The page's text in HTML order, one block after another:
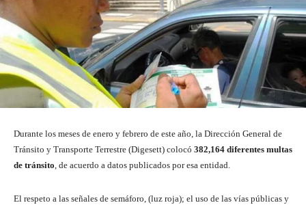
Durante los meses de enero y febrero de este año, la Dirección General de
Tránsito y Transporte Terrestre (Digesett) colocó 382,164 diferentes multas
de tránsito, de acuerdo a datos publicados por esa entidad.
El respeto a las señales de semáforo, (luz roja); el uso de las vías públicas y